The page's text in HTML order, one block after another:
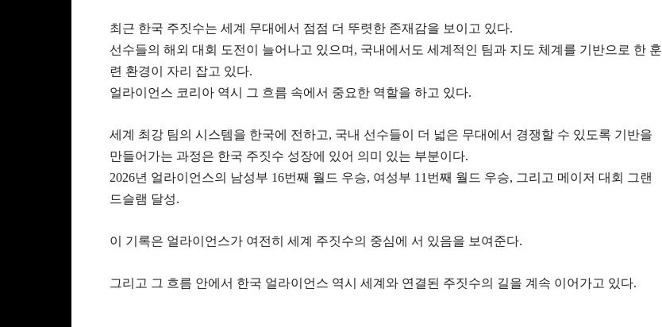
최근 한국 주짓수는 세계 무대에서 점점 더 뚜렷한 존재감을 보이고 있다.
선수들의 해외 대회 도전이 늘어나고 있으며, 국내에서도 세계적인 팀과 지도 체계를 기반으로 한 훈
련 환경이 자리 잡고 있다.
얼라이언스 코리아 역시 그 흐름 속에서 중요한 역할을 하고 있다.
세계 최강 팀의 시스템을 한국에 전하고, 국내 선수들이 더 넓은 무대에서 경쟁할 수 있도록 기반을
만들어가는 과정은 한국 주짓수 성장에 있어 의미 있는 부분이다.
2026년 얼라이언스의 남성부 16번째 월드 우승, 여성부 11번째 월드 우승, 그리고 메이저 대회 그랜
드슬램 달성.
이 기록은 얼라이언스가 여전히 세계 주짓수의 중심에 서 있음을 보여준다.
그리고 그 흐름 안에서 한국 얼라이언스 역시 세계와 연결된 주짓수의 길을 계속 이어가고 있다.